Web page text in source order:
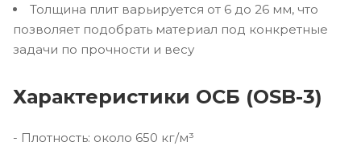
Толщина плит варьируется от 6 до 26 мм, что
позволяет подобрать материал под конкретные
задачи по прочности и весу
Характеристики ОСБ (OSB-3)
- Плотность: около 650 кг/м³